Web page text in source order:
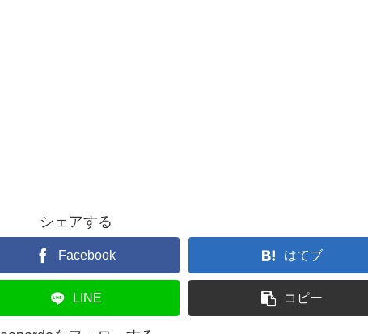
シェアする
Facebook はてブ
LINE コピー